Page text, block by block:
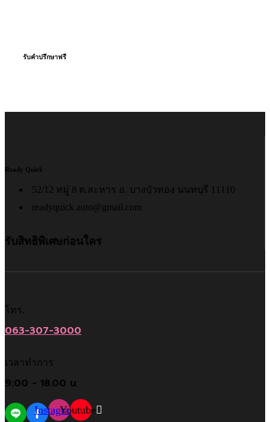
รับคำปรึกษาฟรี
Ready Quick
52/12 หมู่ 8 ต.ละหาร อ. บางบัวทอง นนทบุรี 11110
readyquick.auto@gmail.com
รับสิทธิพิเศษก่อนใคร
โทร.
063-307-3000
เวลาทำการ
9:00 - 18.00 น.
InstagramYoutube